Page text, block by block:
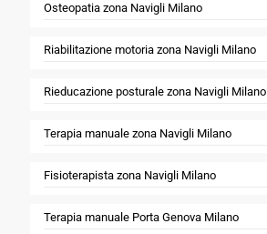
Osteopatia zona Navigli Milano
Riabilitazione motoria zona Navigli Milano
Rieducazione posturale zona Navigli Milano
Terapia manuale zona Navigli Milano
Fisioterapista zona Navigli Milano
Terapia manuale Porta Genova Milano